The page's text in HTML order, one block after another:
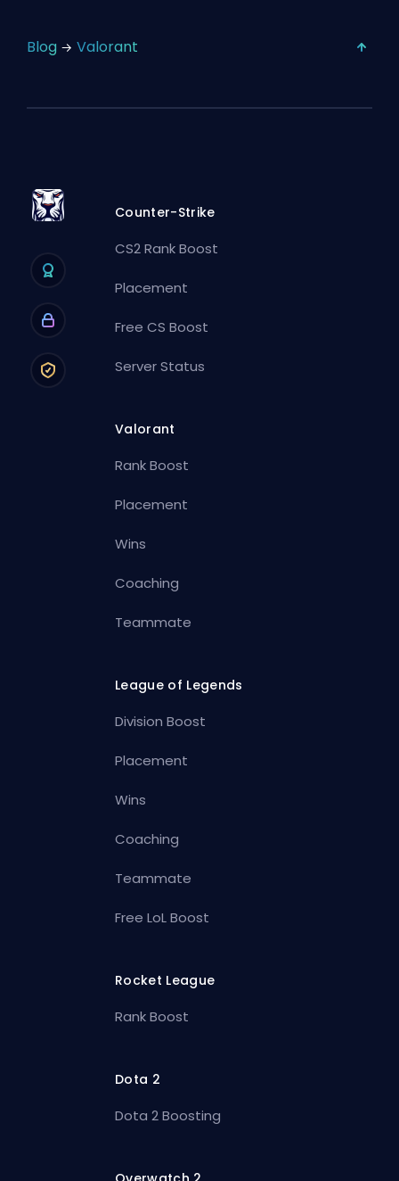
Blog Valorant
Counter-Strike
CS2 Rank Boost
Placement
Free CS Boost
Server Status
Valorant
Rank Boost
Placement
Wins
Coaching
Teammate
League of Legends
Division Boost
Placement
Wins
Coaching
Teammate
Free LoL Boost
Rocket League
Rank Boost
Dota 2
Dota 2 Boosting